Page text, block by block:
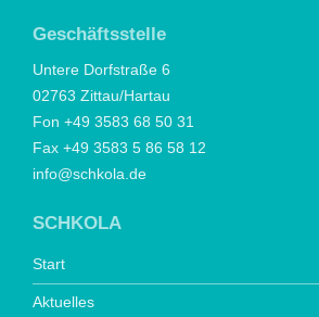
Geschäftsstelle
Untere Dorfstraße 6
02763 Zittau/Hartau
Fon +49 3583 68 50 31
Fax +49 3583 5 86 58 12
info@schkola.de
SCHKOLA
Start
Aktuelles